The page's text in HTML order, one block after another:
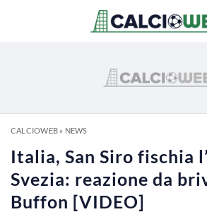
CALCIOWEB» NEWS
Italia, San Siro fischia
Svezia: reazione da
Buffon [VIDEO]